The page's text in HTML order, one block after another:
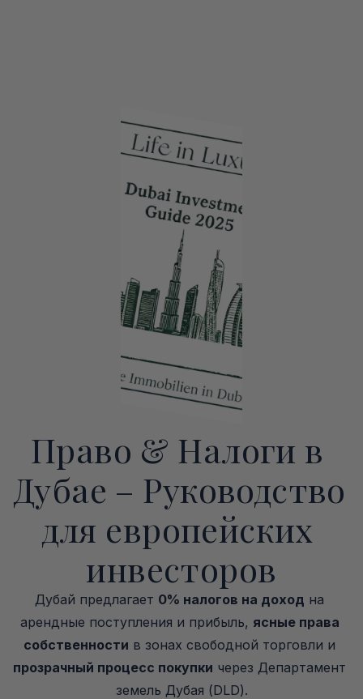
Право & Налоги в
Дубае – Руководство
для европейских
инвесторов
Дубай предлагает 0% налогов на доход на
арендные поступления и прибыль, ясные права
собственности
прозрачный процесс покупки через Департамент
земель Дубая (DLD).